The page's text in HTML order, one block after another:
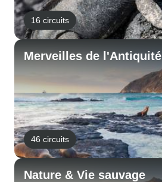
16 circuits
Merveilles de l'Antiquité
46 circuits
Nature & Vie sauvage